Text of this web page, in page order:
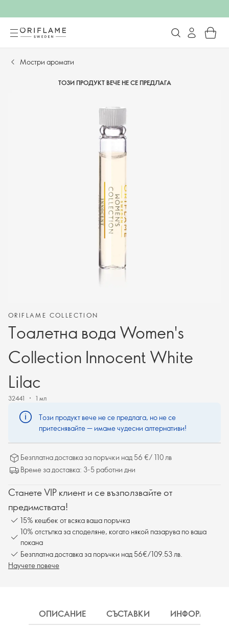
Мостри аромати
ТОЗИ ПРОДУКТ ВЕЧЕ НЕ СЕ ПРЕДЛАГА
ORIFLAME COLLECTION
Тоалетна вода Women's
Collection Innocent White
Lilac
32441 1 мл
Този продукт вече не се предлага, но не се
притеснявайте — имаме чудесни алтернативи!
Безплатна доставка за поръчки над 56 €/ 110 лв
Време за доставка: 3-5 работни дни
Станете VIP клиент и се възползвайте от
предимствата!
15% кешбек от всяка ваша поръчка
10% отстъпка за споделяне, когато някой пазарува по ваша
покана
Безплатна доставка за поръчки над 56€/109.53 лв.
Научете повече
ОПИСАНИЕ СЪСТАВКИ ИНФОРМАЦИЯ